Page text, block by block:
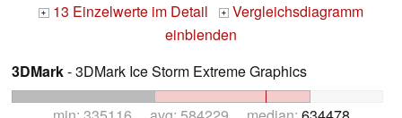
+ 13 Einzelwerte im Detail +
Vergleichsdiagramm
einblenden
3DMark- 3DMark Ice Storm Extreme Graphics